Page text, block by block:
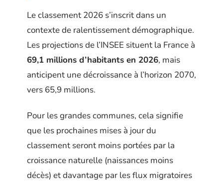
Le classement 2026 s’inscrit dans un
contexte de ralentissement démographique.
Les projections de l’INSEE situent la France à
69,1 millions d’habitants en 2026, mais
anticipent une décroissance à l’horizon 2070,
vers 65,9 millions.
Pour les grandes communes, cela signifie
que les prochaines mises à jour du
classement seront moins portées par la
croissance naturelle (naissances moins
décès) et davantage par les flux migratoires